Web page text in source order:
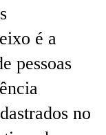
é a
pessoas
no